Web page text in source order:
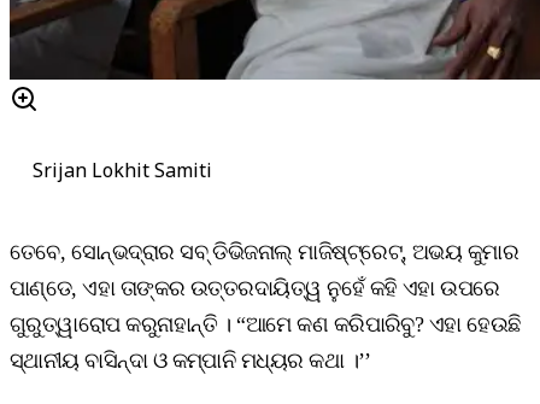
Srijan Lokhit Samiti
ତେବେ, ସୋନ୍‌ଭଦ୍ରାର ସବ୍‌ ଡିଭିଜନାଲ୍‌ ମାଜିଷ୍ଟ୍ରେଟ୍‌, ଅଭୟ କୁମାର
ପାଣ୍ଡେ, ଏହା ତାଙ୍କର ଉତ୍ତରଦାୟିତ୍ୱ ନୁହେଁ କହି ଏହା ଉପରେ
ଗୁରୁତ୍ୱାରୋପ କରୁନାହାନ୍ତି । “ଆମେ କଣ କରିପାରିବୁ? ଏହା ହେଉଛି
ସ୍ଥାନୀୟ ବାସିନ୍ଦା ଓ କମ୍ପାନି ମଧ୍ୟର କଥା ।’’